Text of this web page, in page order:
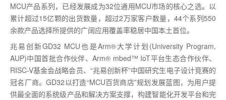
MCU产品系列，已经发展成为32位通用MCU市场的核心之选。以
累计超过15亿颗的出货数量，超过2万家客户数量，44个系列550
余款产品选择所提供的广阔应用覆盖率稳居中国本土首位。
兆易创新GD32 MCU也是Arm®大学计划(University Program,
AUP)中国首批合作伙伴、Arm® mbed™ IoT平台生态合作伙伴、
RISC-V基金会战略会员、“兆易创新杯”中国研究生电子设计竞赛的
冠名厂商。GD32以打造“MCU百货商店”规划发展蓝图，为用户提
供最全面的系统级产品和解决方案支撑，构建智能化开发平台和完